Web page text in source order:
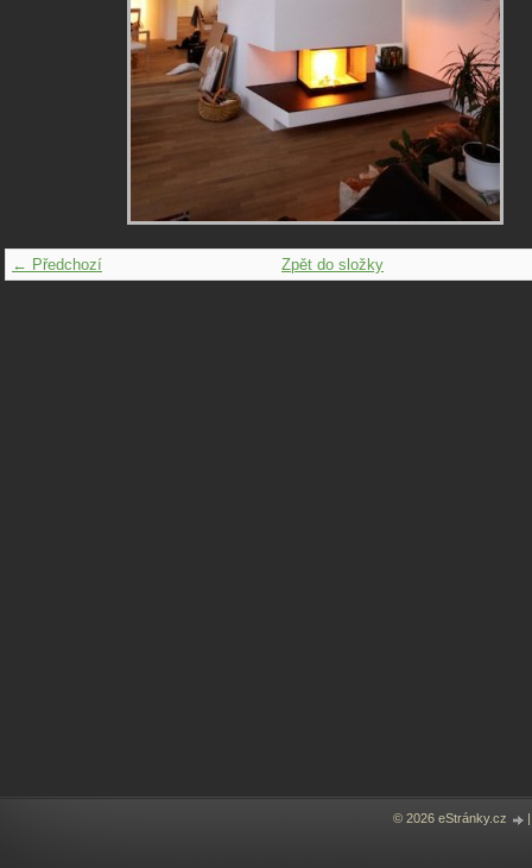
← Předchozí Zpět do složky
© 2026 eStránky.cz